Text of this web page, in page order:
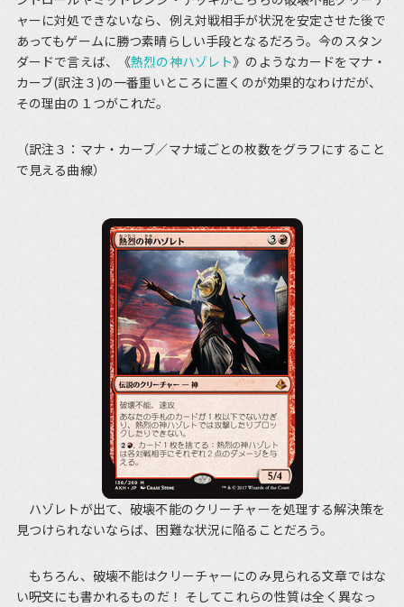
ャーに対処できないなら、例え対戦相手が状況を安定させた後で
あってもゲームに勝つ素晴らしい手段となるだろう。今のスタン
ダードで言えば、《熱烈の神ハゾレト》のようなカードをマナ・
カーブ(訳注３)の一番重いところに置くのが効果的なわけだが、
その理由の１つがこれだ。
（訳注３：マナ・カーブ／マナ域ごとの枚数をグラフにすること
で見える曲線）
ハゾレトが出て、破壊不能のクリーチャーを処理する解決策を
見つけられないならば、困難な状況に陥ることだろう。
もちろん、破壊不能はクリーチャーにのみ見られる文章ではな
い――呪文にも書かれるものだ！ そしてこれらの性質は全く異なっ